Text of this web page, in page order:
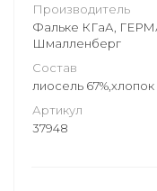
Производитель
Фальке КГаА,
Шмалленберг
Состав
лиосель 67%,хлопок
Артикул
37948